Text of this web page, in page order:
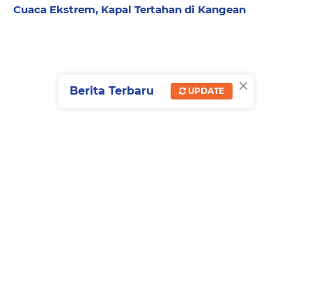
Cuaca Ekstrem, Kapal Tertahan di Kangean
×
Berita Terbaru UPDATE